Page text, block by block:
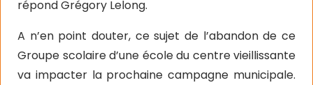
répond Grégory Lelong.
A n’en point douter, ce sujet de l’abandon de ce
Groupe scolaire d’une école du centre vieillissante
va impacter la prochaine campagne municipale.